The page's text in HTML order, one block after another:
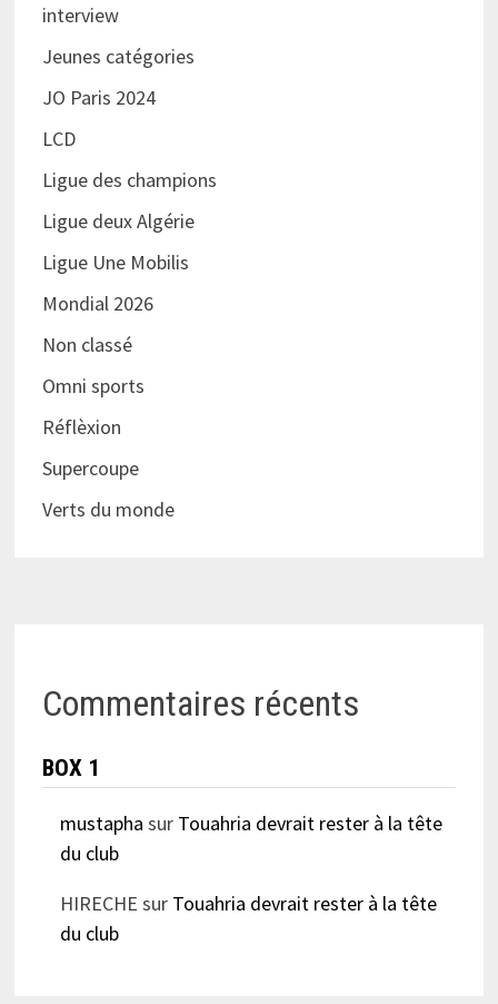
interview
Jeunes catégories
JO Paris 2024
LCD
Ligue des champions
Ligue deux Algérie
Ligue Une Mobilis
Mondial 2026
Non classé
Omni sports
Réflèxion
Supercoupe
Verts du monde
Commentaires récents
BOX 1
mustapha sur Touahria devrait rester à la tête
du club
HIRECHE sur Touahria devrait rester à la tête
du club